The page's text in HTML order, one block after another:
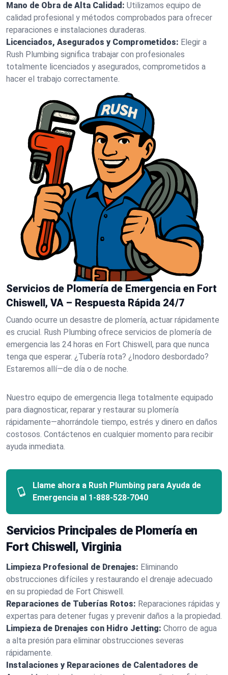
Mano de Obra de Alta Calidad: Utilizamos equipo de
calidad profesional y métodos comprobados para ofrecer
reparaciones e instalaciones duraderas.
Licenciados, Asegurados y Comprometidos: Elegir a
Rush Plumbing significa trabajar con profesionales
totalmente licenciados y asegurados, comprometidos a
hacer el trabajo correctamente.
Servicios de Plomería de Emergencia en Fort
Chiswell, VA – Respuesta Rápida 24/7
Cuando ocurre un desastre de plomería, actuar rápidamente
es crucial. Rush Plumbing ofrece servicios de plomería de
emergencia las 24 horas en Fort Chiswell, para que nunca
tenga que esperar. ¿Tubería rota? ¿Inodoro desbordado?
Estaremos allí—de día o de noche.
Nuestro equipo de emergencia llega totalmente equipado
para diagnosticar, reparar y restaurar su plomería
rápidamente—ahorrándole tiempo, estrés y dinero en daños
costosos. Contáctenos en cualquier momento para recibir
ayuda inmediata.
Llame ahora a Rush Plumbing para Ayuda de
Emergencia al 1-888-528-7040
Servicios Principales de Plomería en
Fort Chiswell, Virginia
Limpieza Profesional de Drenajes: Eliminando
obstrucciones difíciles y restaurando el drenaje adecuado
en su propiedad de Fort Chiswell.
Reparaciones de Tuberías Rotos: Reparaciones rápidas y
expertas para detener fugas y prevenir daños a la propiedad.
Limpieza de Drenajes con Hidro Jetting: Chorro de agua
a alta presión para eliminar obstrucciones severas
rápidamente.
Instalaciones y Reparaciones de Calentadores de